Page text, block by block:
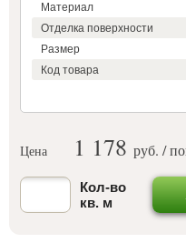
Материал
Отделка поверхности
Размер
Код товара
Цена 1 178 руб. /
Кол-во
кв. м